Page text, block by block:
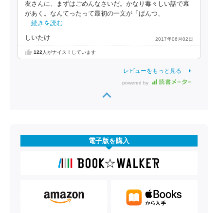
友さんに、まずはごめんなさいだ。かなり毒々しい話で幕
があく。なんてったって最初の一文が「ぱんつ、
…続きを読む
しいたけ 2017年06月02日
122 人がナイス！しています
レビューをもっと見る
powered by
電子版を購入